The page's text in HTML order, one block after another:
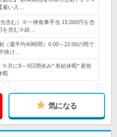
雇い入…
含む）※一律食事手当 15,000円を含
を含む※経…
（週平均40時間）6:00～22:00の間で
抜け…
月に8～9日間休み* 有給休暇* 産前
暇
気になる